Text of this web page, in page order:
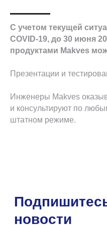
С учетом текущей
COVID-19, до 30 июня
продуктами Makves
Презентации и
Инженеры Makves
и консультируют по
штатном режиме.
характера.
Подписаться
данных, предоставленных мною
заявке, в соответствии с
конфиденциальности и
персональных данных.